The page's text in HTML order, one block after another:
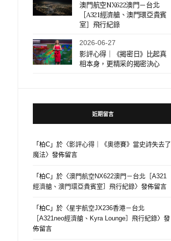
澳門航空NX622澳門－台北
［A321經濟艙、澳門環亞貴賓
室］飛行紀錄
2026-06-27
影評心得｜《揭密日》比起真
相本身，更精采的揭密決心
近期留言
「柏C 」於〈影評心得｜《奧德賽》當史詩失去了
魔法〉發佈留言
「柏C 」於〈澳門航空NX622澳門－台北［A321
經濟艙、澳門環亞貴賓室］飛行紀錄〉發佈留言
「柏C 」於〈星宇航空JX236香港－台北
［A321neo經濟艙、Kyra Lounge］飛行紀錄〉發
佈留言